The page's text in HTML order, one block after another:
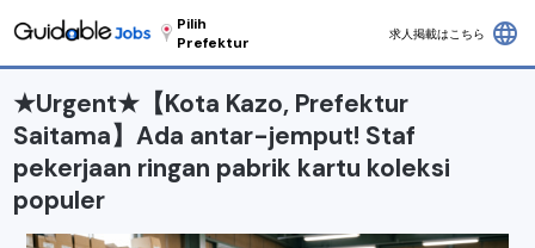
Pilih
Prefektur
求人掲載はこちら language
★Urgent★【Kota Kazo, Prefektur
Saitama】Ada antar-jemput! Staf
pekerjaan ringan pabrik kartu koleksi
populer